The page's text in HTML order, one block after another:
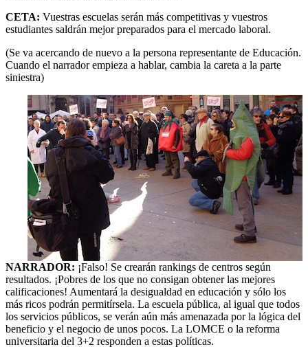
CETA: Vuestras escuelas serán más competitivas y vuestros
estudiantes saldrán mejor preparados para el mercado laboral.
(Se va acercando de nuevo a la persona representante de Educación.
Cuando el narrador empieza a hablar, cambia la careta a la parte
siniestra)
NARRADOR: ¡Falso! Se crearán rankings de centros según
resultados. ¡Pobres de los que no consigan obtener las mejores
calificaciones! Aumentará la desigualdad en educación y sólo los
más ricos podrán permitírsela. La escuela pública, al igual que todos
los servicios públicos, se verán aún más amenazada por la lógica del
beneficio y el negocio de unos pocos. La LOMCE o la reforma
universitaria del 3+2 responden a estas políticas.